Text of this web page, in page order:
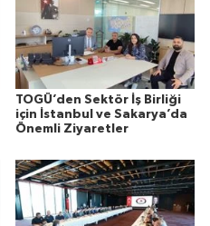
TOGÜ’den Sektör İş Birliği
için İstanbul ve Sakarya’da
Önemli Ziyaretler